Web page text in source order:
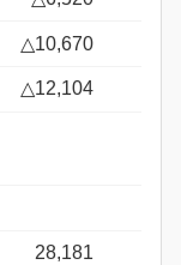
△10,670
△12,104
28,181